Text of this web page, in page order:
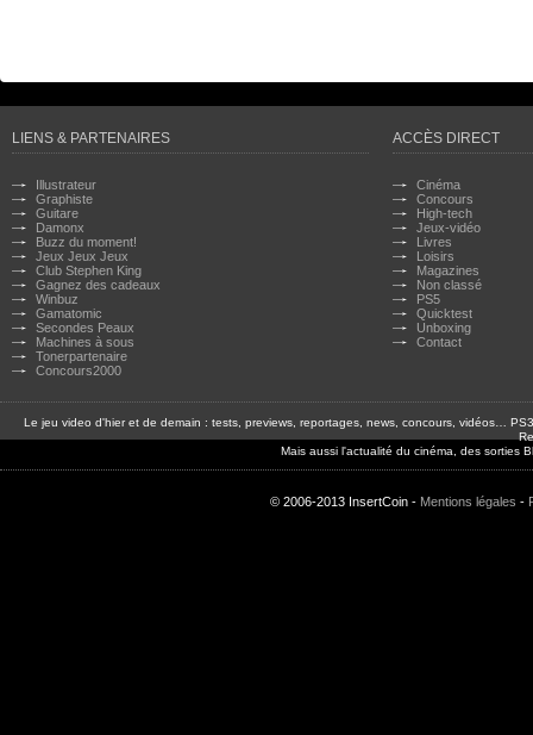
LIENS & PARTENAIRES
Illustrateur
Graphiste
Guitare
Damonx
Buzz du moment!
Jeux Jeux Jeux
Club Stephen King
Gagnez des cadeaux
Winbuz
Gamatomic
Secondes Peaux
Machines à sous
Tonerpartenaire
Concours2000
ACCÈS DIRECT
Cinéma
Concours
High-tech
Jeux-vidéo
Livres
Loisirs
Magazines
Non classé
PS5
Quicktest
Unboxing
Contact
Le jeu video d'hier et de demain : tests, previews, reportages, news, concours, vidéos…
Mais aussi l'actualité du cinéma, des sorties
© 2006-2013 InsertCoin - Mentions légales -